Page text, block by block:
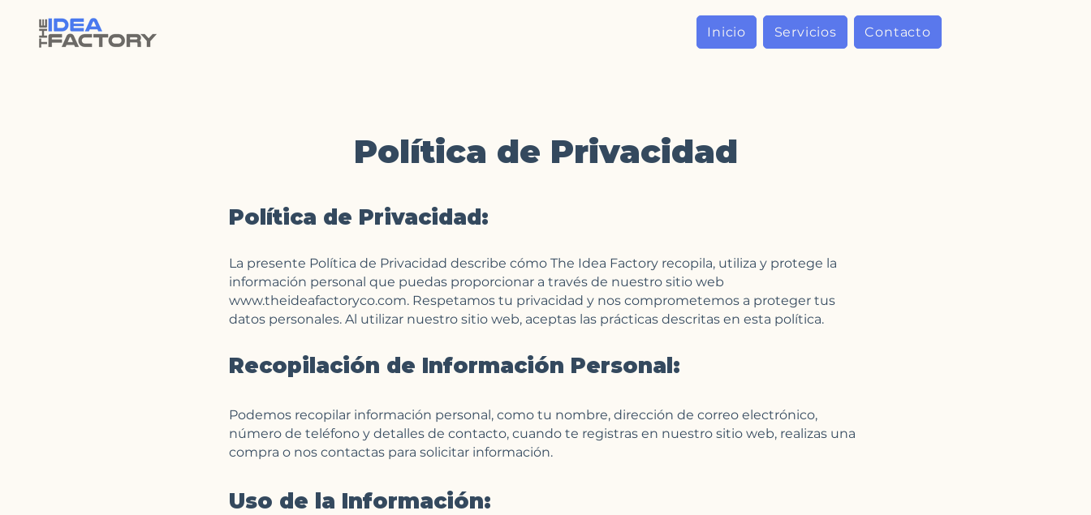
Inicio Servicios Contacto
Política de Privacidad
Política de Privacidad:
La presente Política de Privacidad describe cómo The Idea Factory recopila, utiliza y protege la
información personal que puedas proporcionar a través de nuestro sitio web
www.theideafactoryco.com. Respetamos tu privacidad y nos comprometemos a proteger tus
datos personales. Al utilizar nuestro sitio web, aceptas las prácticas descritas en esta política.
Recopilación de Información Personal:
Podemos recopilar información personal, como tu nombre, dirección de correo electrónico,
número de teléfono y detalles de contacto, cuando te registras en nuestro sitio web, realizas una
compra o nos contactas para solicitar información.
Uso de la Información: